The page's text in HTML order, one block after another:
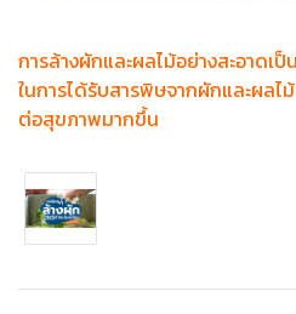
การล้างผักและผลไม้อย่างสะอาดเ
ในการได้รับสารพิษจากผักและผล
ต่อสุขภาพมากขึ้น